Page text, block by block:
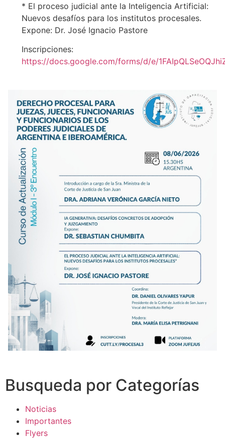
* El proceso judicial ante la Inteligencia Artificial:
Nuevos desafíos para los institutos procesales.
Expone: Dr. José Ignacio Pastore
Inscripciones:
https://docs.google.com/forms/d/e/
Busqueda por Categorías
Noticias
Importantes
Flyers